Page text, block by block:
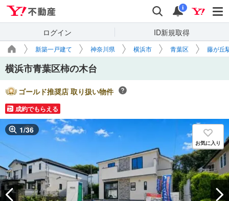
検索 通知
i
ログイン ID新規取得
新築一戸建て 神奈川県 横浜市 青葉区 藤が丘
横浜市青葉区柿の木台
ゴールド推奨店 取り扱い物件
成約でもらえる
1/36
お気に入り